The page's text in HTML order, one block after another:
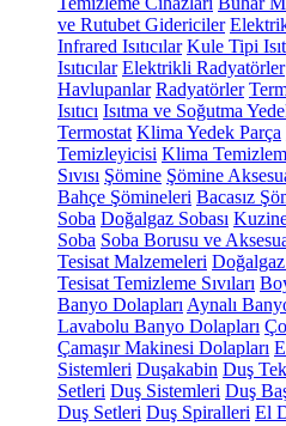
ve Rutubet Gidericiler
Infrared Isıtıcılar Kule Tipi
Isıtıcılar Elektrikli Radyatörler
Havlupanlar Radyatörler
Isıtıcı Isıtma ve Soğutma
Termostat Klima Yedek Parça
Temizleyicisi Klima
Sıvısı Şömine Şömine
Bahçe Şömineleri Bacasız
Soba Doğalgaz Sobası
Soba Soba Borusu ve
Tesisat Malzemeleri
Tesisat Temizleme Sıvıları
Banyo Dolapları Aynalı
Lavabolu Banyo Dolapları
Çamaşır Makinesi Dolapları
Sistemleri Duşakabin Duş
Setleri Duş Sistemleri Duş
Duş Setleri Duş Spiralleri El